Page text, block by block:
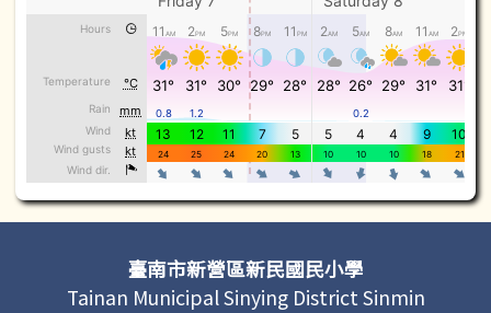
頁尾區域內容臺南市新營區新民國民小學
Tainan Municipal Sinying District Sinmin